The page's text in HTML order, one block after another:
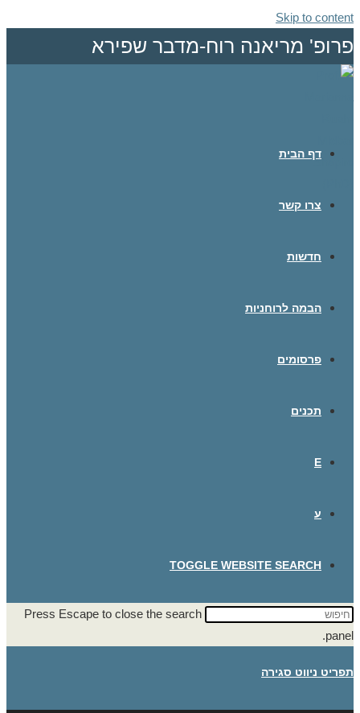
Skip to content
פרופ' מריאנה רוח-מדבר שפירא
דף הבית
צרו קשר
חדשות
הבמה לרוחניות
פרסומים
תכנים
E
ע
TOGGLE WEBSITE SEARCH
Press Escape to close the search
panel.
תפריט ניווט סגירה